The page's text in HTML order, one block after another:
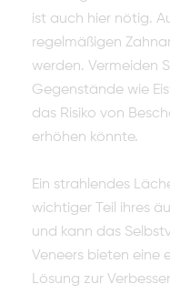
ist auch hier nötig.
regelmäßigen
werden. Vermeiden
Gegenstände wie
das Risiko von
erhöhen könnte.
Ein strahlendes
wichtiger Teil ihres
und kann das
Veneers bieten eine
Lösung zur